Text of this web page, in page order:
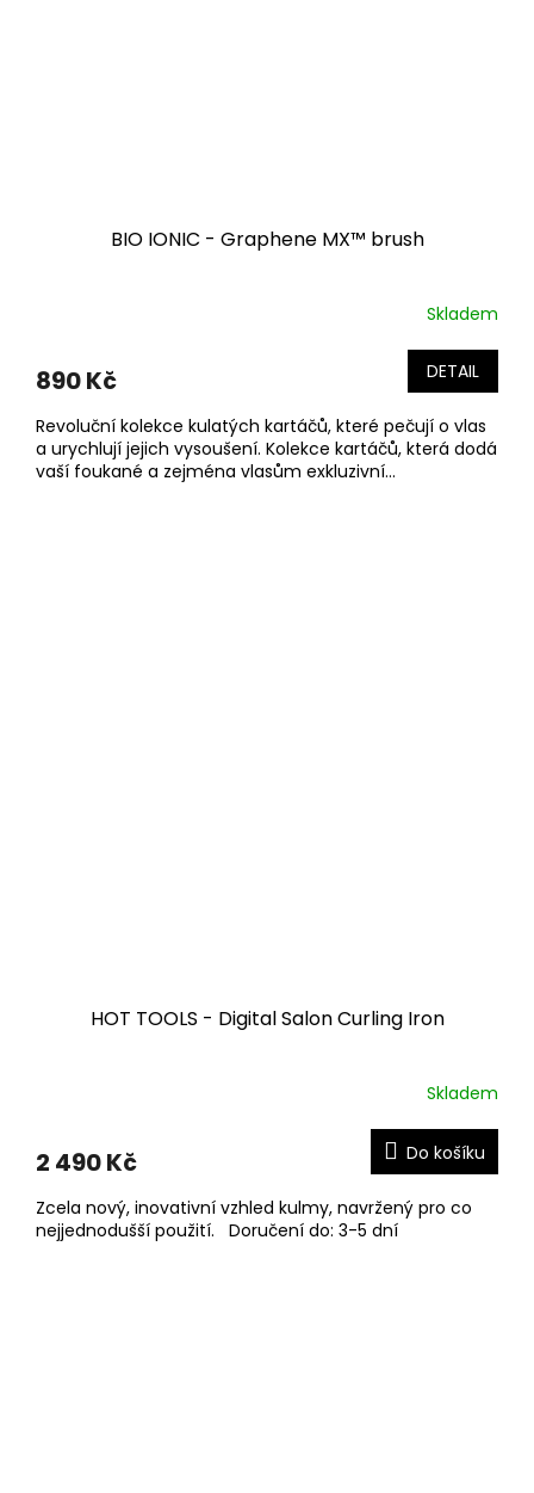
BIO IONIC - Graphene MX™ brush
Skladem
890 Kč DETAIL
Revoluční kolekce kulatých kartáčů, které pečují o vlas
a urychlují jejich vysoušení. Kolekce kartáčů, která dodá
vaší foukané a zejména vlasům exkluzivní...
HOT TOOLS - Digital Salon Curling Iron
Skladem
2 490 Kč Do košíku
Zcela nový, inovativní vzhled kulmy, navržený pro co
nejjednodušší použití. Doručení do: 3-5 dní